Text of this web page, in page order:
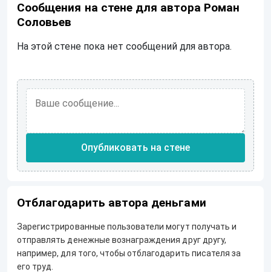
Сообщения на стене для автора Роман
Соловьев
На этой стене пока нет сообщений для автора.
Опубликовать на стене
Отблагодарить автора деньгами
Зарегистрированные пользователи могут получать и
отправлять денежные вознаграждения друг другу,
например, для того, чтобы отблагодарить писателя за
его труд.